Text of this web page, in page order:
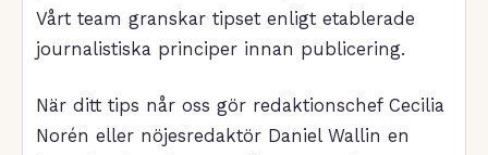
Vårt team granskar tipset enligt etablerade
journalistiska principer innan publicering.
När ditt tips når oss gör redaktionschef Cecilia
Norén eller nöjesredaktör Daniel Wallin en